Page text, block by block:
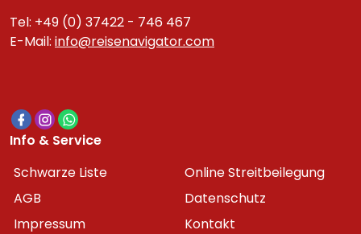
Tel: +49 (0) 37422 - 746 467
E-Mail: info@reisenavigator.com
Info & Service
Schwarze Liste
Online Streitbeilegung
AGB
Datenschutz
Impressum
Kontakt